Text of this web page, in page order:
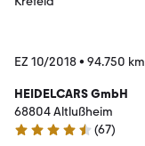
EZ 10/2018• 94.750 km
HEIDELCARS GmbH
68804 Altlußheim
4.7 Sterne
(67)